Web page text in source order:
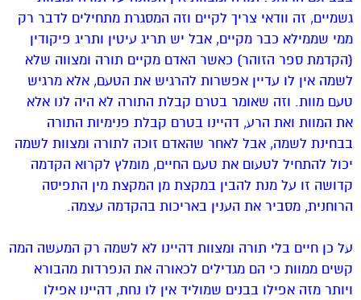
גשמיים, זה וודאי צריך לקיים וזה המסגרת מתחילים לדבר רק
ממי שממילא כבר מקיים, אבל יש תריג עיטין ותריג פיקודין
(הקדמת ספר הזוהר) כאשר האדם מקיים תורה ומצווה שלא
לשמה אין לו עדיין אפשרות להרגיש את הטעם, אלא מרגיש
טעם מוות. וזה שאומר בטרם קבלת התורה לא היה לנו אלא
את המוות ואת הרע, דהיינו בטרם קבלת פנימיות התורה
בבחינת לשמה, אבל לאחר שהאדם זוכה לתורה ומצוות לשמה
יכול להתחיל לטעום את טעם החיים, מומלץ לקרוא הקדמה
קדושה זו על מנת להבין במקצת מן המקצת מין התפיסה
הרוחנית, מסביר את הענין באריכות בהקדמה עצמה.
על כן חיים בלי תורה ומצוות דהיינו לא לשמה רק המעשה המה
קשים ממוות כי הם מגדילים לכאורה את הנפרדות מהבורא
ויותר מזה אפילו בבנים שמוליד אין לו נחת, דהיינו אפילו